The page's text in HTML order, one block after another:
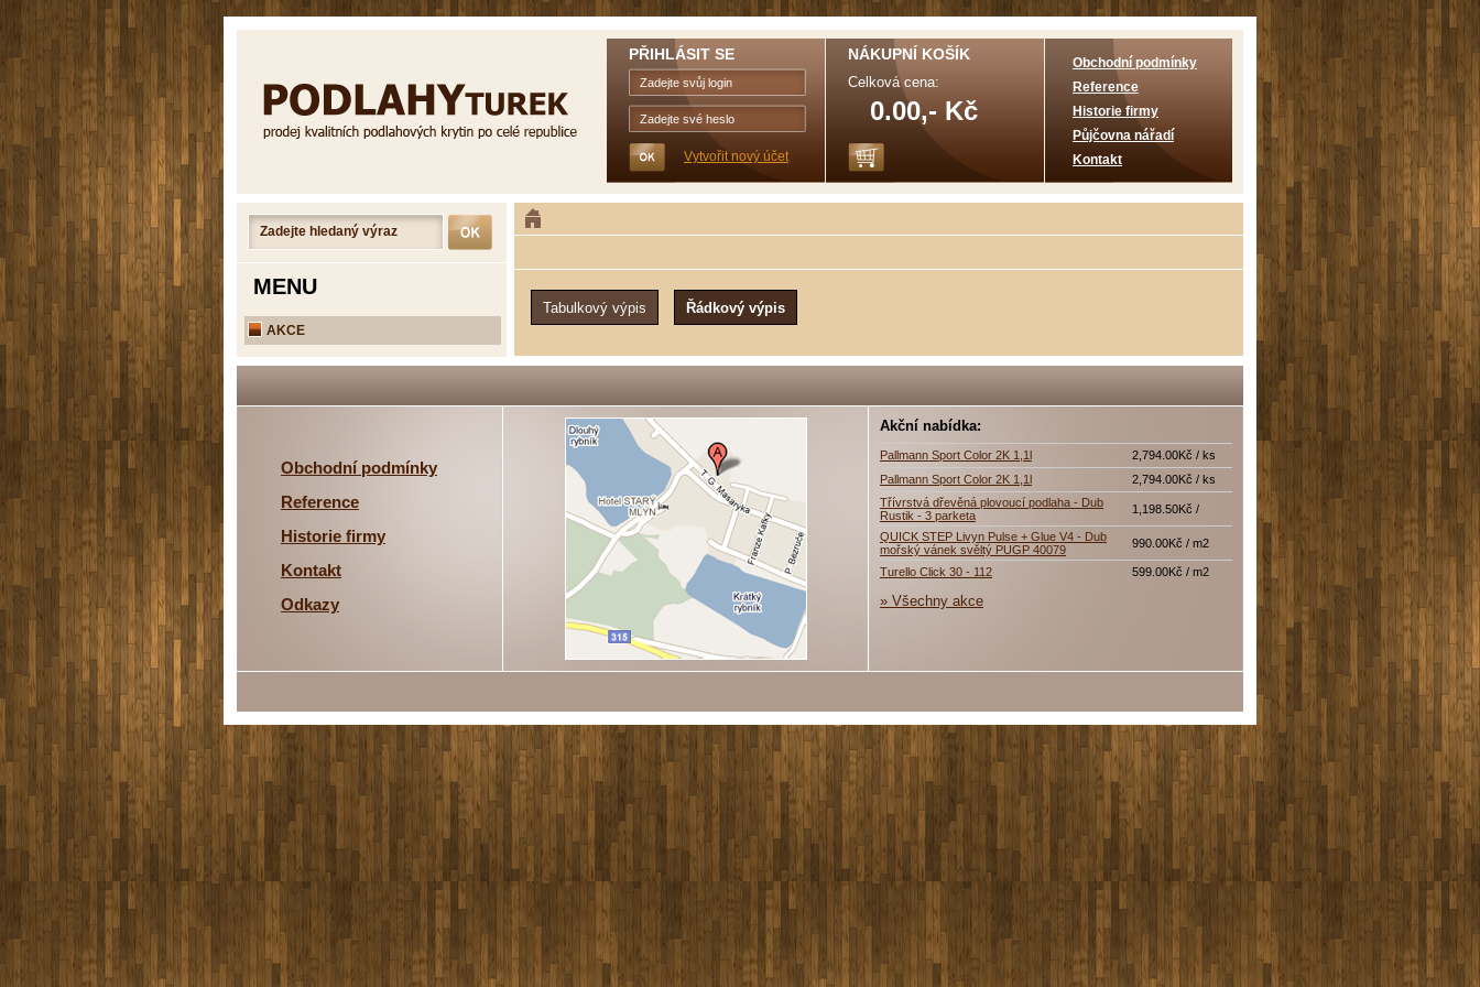
PŘIHLÁSIT SE
Vytvořit nový účet
NÁKUPNÍ KOŠÍK
Celková cena:
0.00,- Kč
Obchodní podmínky
Reference
Historie firmy
Půjčovna nářadí
Kontakt
MENU
AKCE
Obchodní podmínky
Reference
Historie firmy
Kontakt
Odkazy
Akční nabídka:
Pallmann Sport Color 2K 1,1l
2,794.00Kč / ks
Pallmann Sport Color 2K 1,1l
2,794.00Kč / ks
Třívrstvá dřevěná plovoucí podlaha - Dub
Rustik - 3 parketa
1,198.50Kč /
QUICK STEP Livyn Pulse + Glue V4 - Dub
mořský vánek svěltý PUGP 40079
990.00Kč / m2
Turello Click 30 - 112 599.00Kč / m2
» Všechny akce